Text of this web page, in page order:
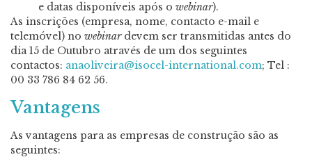
e datas disponíveis após o webinar).
As inscrições (empresa, nome, contacto e-mail e
telemóvel) no webinardevem ser transmitidas antes do
dia 15 de Outubro através de um dos seguintes
contactos: anaoliveira@isocel-international.com; Tel :
00 33 786 84 62 56.
Vantagens
As vantagens para as empresas de construção são as
seguintes: